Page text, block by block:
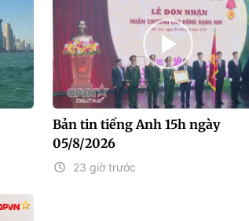
Bản tin tiếng Anh 15h ngày
05/8/2026
23 giờ trước